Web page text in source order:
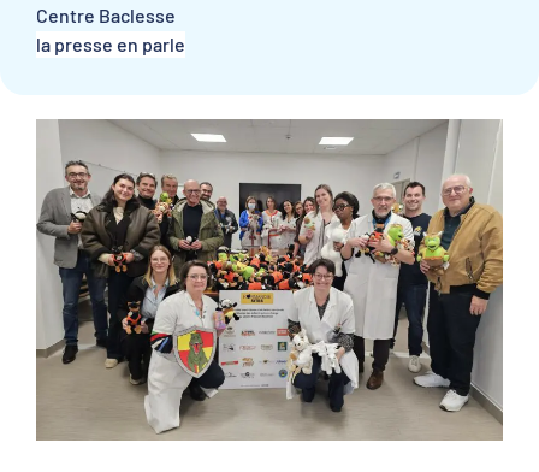
Centre Baclesse
la presse en parle